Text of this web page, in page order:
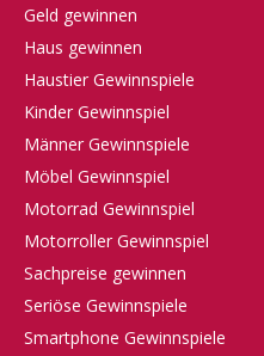
Geld gewinnen
Haus gewinnen
Haustier Gewinnspiele
Kinder Gewinnspiel
Männer Gewinnspiele
Möbel Gewinnspiel
Motorrad Gewinnspiel
Motorroller Gewinnspiel
Sachpreise gewinnen
Seriöse Gewinnspiele
Smartphone Gewinnspiele